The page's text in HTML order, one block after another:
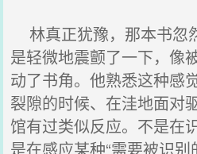
林真正犹豫，那本书忽
是轻微地震颤了一下，像
动了书角。他熟悉这种
裂隙的时候、在洼地面对
馆有过类似反应。不是在
是在感应某种“需要被识别